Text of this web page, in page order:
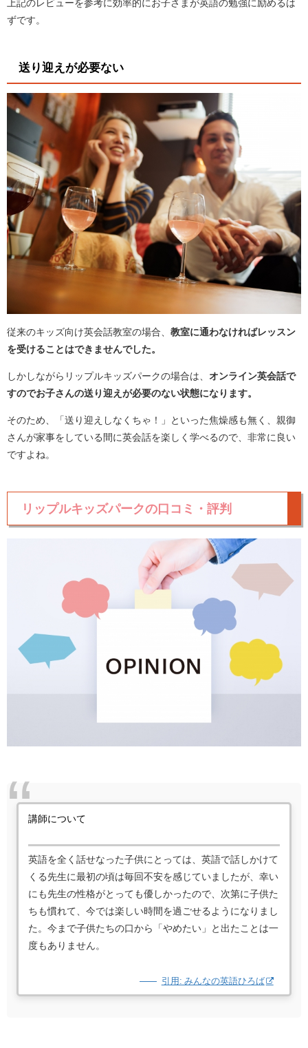
上記のレビューを参考に効率的にお子さまが英語の勉強に励めるは
ずです。
送り迎えが必要ない
従来のキッズ向け英会話教室の場合、 教室に通わなければレッスン
を受けることはできませんでした。
しかしながらリップルキッズパークの場合は、 オンライン英会話で
すのでお子さんの送り迎えが必要のない状態になります。
そのため、「送り迎えしなくちゃ！」といった焦燥感も無く、親御
さんが家事をしている間に英会話を楽しく学べるので、非常に良い
ですよね。
リップルキッズパークの口コミ・評判
講師について
英語を全く話せなった子供にとっては、英語で話しかけて
くる先生に最初の頃は毎回不安を感じていましたが、幸い
にも先生の性格がとっても優しかったので、次第に子供た
ちも慣れて、今では楽しい時間を過ごせるようになりまし
た。今まで子供たちの口から「やめたい」と出たことは一
度もありません。
引用: みんなの英語ひろば